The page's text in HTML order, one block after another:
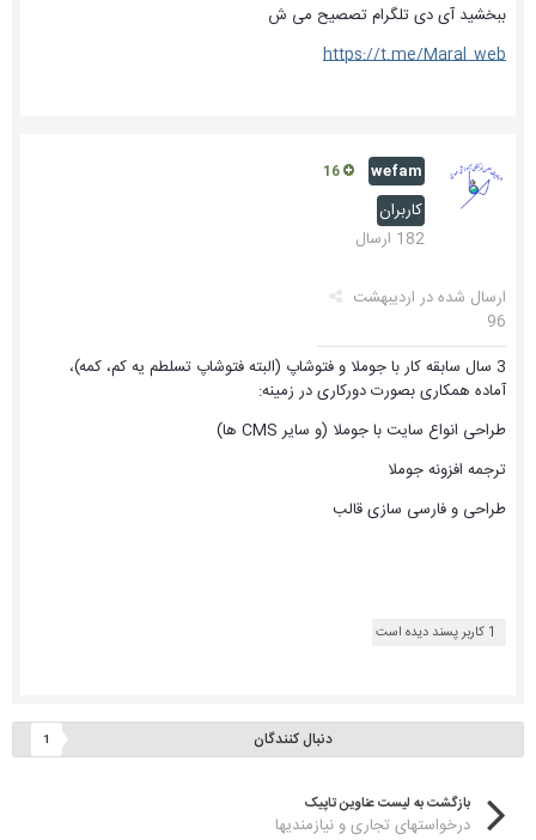
ببخشید آی دی تلگرام تصصیح می ش
https://t.me/Maral_web
wefam
کاربران
182 ارسال
ارسال شده در اردیبهشت
96
3 سال سابقه کار با جوملا و فتوشاپ (البته فتوشاپ تسلطم یه کم، کمه)،
آماده همکاری بصورت دورکاری در زمینه:
طراحی انواع سایت با جوملا (و سایر CMS ها)
ترجمه افزونه جوملا
طراحی و فارسی سازی قالب
1 کاربر پسند دیده است
دنبال کنندگان 1
بازگشت به لیست عناوین تاپیک
درخواستهای تجاری و نیازمندیها